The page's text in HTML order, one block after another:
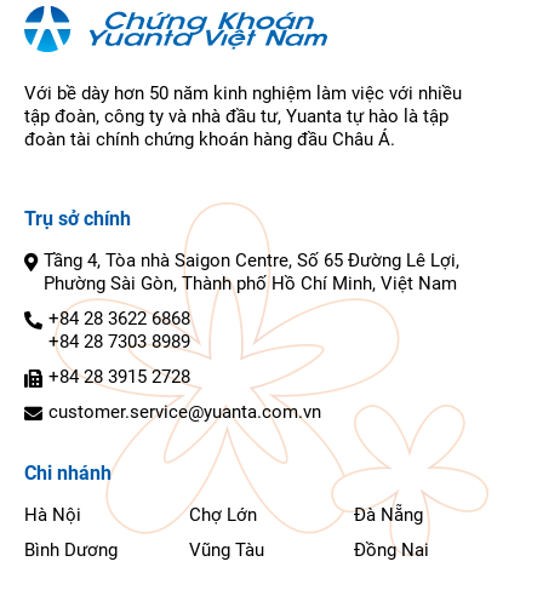
Với bề dày hơn 50 năm kinh nghiệm làm việc với nhiều
tập đoàn, công ty và nhà đầu tư, Yuanta tự hào là tập
đoàn tài chính chứng khoán hàng đầu Châu Á.
Trụ sở chính
Tầng 4, Tòa nhà Saigon Centre, Số 65 Đường Lê Lợi,
Phường Sài Gòn, Thành phố Hồ Chí Minh, Việt Nam
+84 28 3622 6868
+84 28 7303 8989
+84 28 3915 2728
customer.service@yuanta.com.vn
Chi nhánh
Hà Nội Chợ Lớn
Đà Nẵng
Bình Dương
Vũng Tàu Đồng Nai